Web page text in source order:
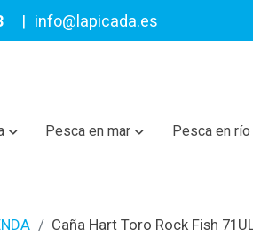
| info@lapicada.es
Pesca en mar Pesca en río
Caña Hart Toro Rock Fish